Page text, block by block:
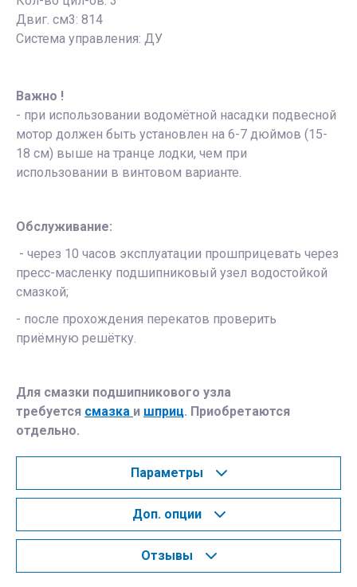
Двиг. см3: 814
Система управления: ДУ
Важно !
- при использовании водомётной насадки подвесной
мотор должен быть установлен на 6-7 дюймов (15-
18 см) выше на транце лодки, чем при
использовании в винтовом варианте.
Обслуживание:
- через 10 часов эксплуатации прошприцевать через
пресс-масленку подшипниковый узел водостойкой
смазкой;
- после прохождения перекатов проверить
приёмную решётку.
Для смазки подшипникового узла
требуется смазка и шприц. Приобретаются
отдельно.
Параметры
Доп. опции
Отзывы